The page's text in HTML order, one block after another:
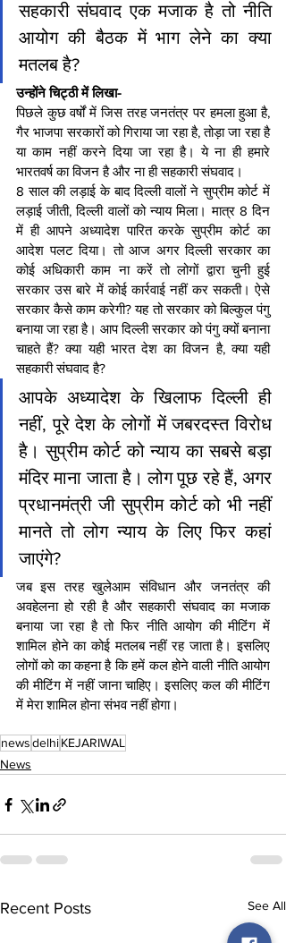
सहकारी संघवाद एक मजाक है तो नीति
आयोग की बैठक में भाग लेने का क्या
मतलब है?
उन्होंने चिट्ठी में लिखा-
पिछले कुछ वर्षों में जिस तरह जनतंत्र पर हमला हुआ है,
गैर भाजपा सरकारों को गिराया जा रहा है, तोड़ा जा रहा है
या काम नहीं करने दिया जा रहा है। ये ना ही हमारे
भारतवर्ष का विजन है और ना ही सहकारी संघवाद।
8 साल की लड़ाई के बाद दिल्ली वालों ने सुप्रीम कोर्ट में
लड़ाई जीती, दिल्ली वालों को न्याय मिला। मात्र 8 दिन
में ही आपने अध्यादेश पारित करके सुप्रीम कोर्ट का
आदेश पलट दिया। तो आज अगर दिल्ली सरकार का
कोई अधिकारी काम ना करें तो लोगों द्वारा चुनी हुई
सरकार उस बारे में कोई कार्रवाई नहीं कर सकती। ऐसे
सरकार कैसे काम करेगी? यह तो सरकार को बिल्कुल पंगु
बनाया जा रहा है। आप दिल्ली सरकार को पंगु क्यों बनाना
चाहते हैं? क्या यही भारत देश का विजन है, क्या यही
सहकारी संघवाद है?
आपके अध्यादेश के खिलाफ दिल्ली ही
नहीं, पूरे देश के लोगों में जबरदस्त विरोध
है। सुप्रीम कोर्ट को न्याय का सबसे बड़ा
मंदिर माना जाता है। लोग पूछ रहे हैं, अगर
प्रधानमंत्री जी सुप्रीम कोर्ट को भी नहीं
मानते तो लोग न्याय के लिए फिर कहां
जाएंगे?
जब इस तरह खुलेआम संविधान और जनतंत्र की
अवहेलना हो रही है और सहकारी संघवाद का मजाक
बनाया जा रहा है तो फिर नीति आयोग की मीटिंग में
शामिल होने का कोई मतलब नहीं रह जाता है। इसलिए
लोगों को का कहना है कि हमें कल होने वाली नीति आयोग
की मीटिंग में नहीं जाना चाहिए। इसलिए कल की मीटिंग
में मेरा शामिल होना संभव नहीं होगा।
newsdelhiKEJARIWAL
News
Recent Posts See All